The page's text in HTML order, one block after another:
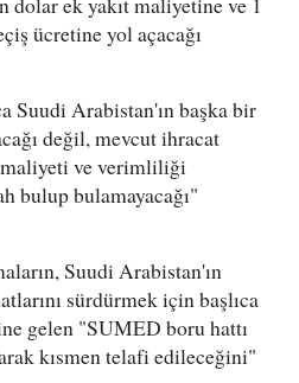
ücretine yol açacağı
Suudi Arabistan'ın başka bir
değil, mevcut ihracat
ve verimliliği
bulup bulamayacağı"
Suudi Arabistan'ın
sürdürmek için başlıca
gelen "SUMED boru hattı
kısmen telafi edileceğini"